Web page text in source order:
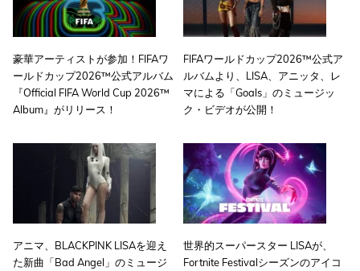
豪華アーティストが参加！FIFAワ
ールドカップ2026™公式アルバム
『Official FIFA World Cup 2026™
Album』がリリース！
FIFAワールドカップ2026™公式ア
ルバムより、LISA、アニッタ、レ
マによる「Goals」のミュージッ
ク・ビデオが公開！
アニマ、BLACKPINK LISAを迎え
た新曲「Bad Angel」のミュージ
世界的スーパースター LISAが、
Fortnite Festivalシーズンのアイコ